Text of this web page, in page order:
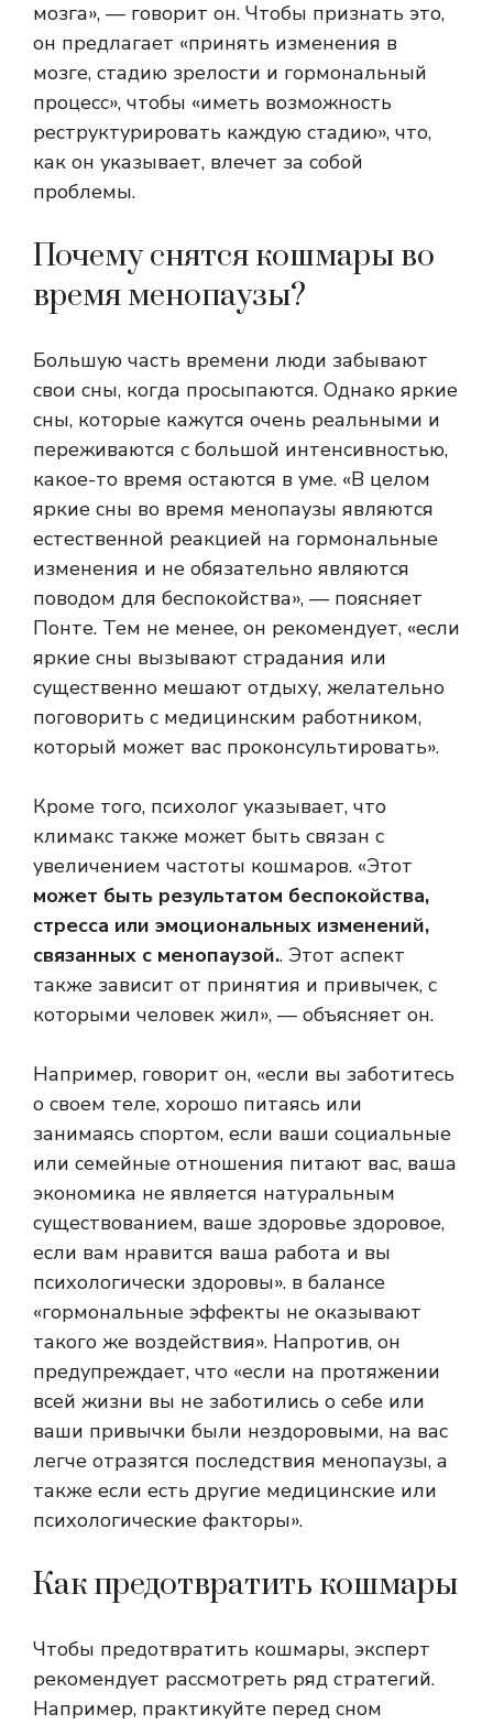
мозга», — говорит он. Чтобы признать это,
он предлагает «принять изменения в
мозге, стадию зрелости и гормональный
процесс», чтобы «иметь возможность
реструктурировать каждую стадию», что,
как он указывает, влечет за собой
проблемы.
Почему снятся кошмары во
время менопаузы?
Большую часть времени люди забывают
свои сны, когда просыпаются. Однако яркие
сны, которые кажутся очень реальными и
переживаются с большой интенсивностью,
какое-то время остаются в уме. «В целом
яркие сны во время менопаузы являются
естественной реакцией на гормональные
изменения и не обязательно являются
поводом для беспокойства», — поясняет
Понте. Тем не менее, он рекомендует, «если
яркие сны вызывают страдания или
существенно мешают отдыху, желательно
поговорить с медицинским работником,
который может вас проконсультировать».
Кроме того, психолог указывает, что
климакс также может быть связан с
увеличением частоты кошмаров. «Этот
может быть результатом беспокойства,
стресса или эмоциональных изменений,
связанных с менопаузой.. Этот аспект
также зависит от принятия и привычек, с
которыми человек жил», — объясняет он.
Например, говорит он, «если вы заботитесь
о своем теле, хорошо питаясь или
занимаясь спортом, если ваши социальные
или семейные отношения питают вас, ваша
экономика не является натуральным
существованием, ваше здоровье здоровое,
если вам нравится ваша работа и вы
психологически здоровы». в балансе
«гормональные эффекты не оказывают
такого же воздействия». Напротив, он
предупреждает, что «если на протяжении
всей жизни вы не заботились о себе или
ваши привычки были нездоровыми, на вас
легче отразятся последствия менопаузы, а
также если есть другие медицинские или
психологические факторы».
Как предотвратить кошмары
Чтобы предотвратить кошмары, эксперт
рекомендует рассмотреть ряд стратегий.
Например, практикуйте перед сном